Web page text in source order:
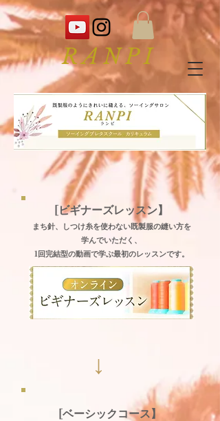
RANPI
[ビギナーズレッスン】
まち針、しつけ糸を使わない既製服の縫い方を
学んでいただく、
1回完結型の動画で学ぶ最初のレッスンです。
↓
[ベーシックコース】